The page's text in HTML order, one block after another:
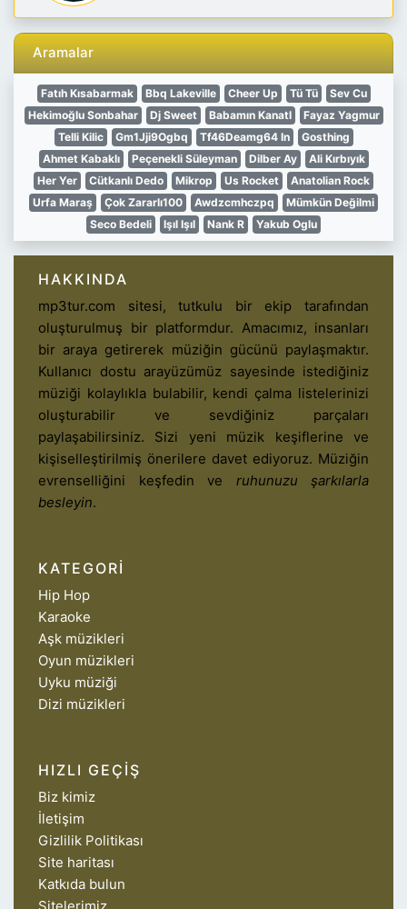
Aramalar
Fatıh Kısabarmak Bbq Lakeville Cheer Up Tü Tü
Sev Cu
Hekimoğlu Sonbahar
Dj Sweet Babamın Kanatl
Fayaz Yagmur
Telli Kilic
Gm1Jji9Ogbq Tf46Deamg64 In
Gosthing
Ahmet Kabaklı
Peçenekli Süleyman Dilber Ay
Ali Kırbıyık
Her Yer
Cütkanlı Dedo Mikrop Us Rocket
Anatolian Rock
Urfa Maraş
Çok Zararlı100 Awdzcmhczpq
Mümkün Değilmi
Seco Bedeli
Işıl Işıl Nank R Yakub Oglu
HAKKINDA
mp3tur.com sitesi, tutkulu bir ekip tarafından
oluşturulmuş bir platformdur. Amacımız, insanları
bir araya getirerek müziğin gücünü paylaşmaktır.
Kullanıcı dostu arayüzümüz sayesinde istediğiniz
müziği kolaylıkla bulabilir, kendi çalma listelerinizi
oluşturabilir ve sevdiğiniz parçaları
paylaşabilirsiniz. Sizi yeni müzik keşiflerine ve
kişiselleştirilmiş önerilere davet ediyoruz. Müziğin
evrenselliğini keşfedin ve ruhunuzu şarkılarla
besleyin.
KATEGORI
Hip Hop
Karaoke
Aşk müzikleri
Oyun müzikleri
Uyku müziği
Dizi müzikleri
HIZLI GEÇIŞ
Biz kimiz
İletişim
Gizlilik Politikası
Site haritası
Katkıda bulun